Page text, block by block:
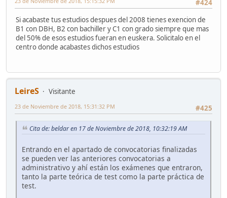
#424
Si acabaste tus estudios despues del 2008 tienes exencion de
B1 con DBH, B2 con bachiller y C1 con grado siempre que mas
del 50% de esos estudios fueran en euskera. Solicitalo en el
centro donde acabastes dichos estudios
LeireS
Visitante
#425
23 de Noviembre de 2018, 15:31:32 PM
Cita de: beldar en 17 de Noviembre de 2018, 10:32:19 AM
Entrando en el apartado de convocatorias finalizadas
se pueden ver las anteriores convocatorias a
administrativo y ahí están los exámenes que entraron,
tanto la parte teórica de test como la parte práctica de
test.